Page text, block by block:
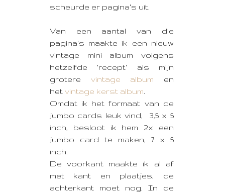
scheurde er pagina's uit.
Van een aantal van die
pagina's maakte ik een nieuw
vintage mini album volgens
hetzelfde 'recept' als mijn
grotere vintage album en
het vintage kerst album
Omdat ik het formaat van de
jumbo cards leuk vind, 3,5 x 5
inch, besloot ik hem 2x een
jumbo card te maken, 7 x 5
inch.
De voorkant maakte ik al af
met kant en plaatjes, de
achterkant moet nog. In de